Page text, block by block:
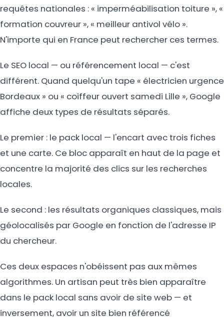
requêtes nationales : « imperméabilisation toiture », «
formation couvreur », « meilleur antivol vélo ».
N'importe qui en France peut rechercher ces termes.
Le SEO local — ou référencement local — c'est
différent. Quand quelqu'un tape « électricien urgence
Bordeaux » ou « coiffeur ouvert samedi Lille », Google
affiche deux types de résultats séparés.
Le premier : le pack local — l'encart avec trois fiches
et une carte. Ce bloc apparaît en haut de la page et
concentre la majorité des clics sur les recherches
locales.
Le second : les résultats organiques classiques, mais
géolocalisés par Google en fonction de l'adresse IP
du chercheur.
Ces deux espaces n'obéissent pas aux mêmes
algorithmes. Un artisan peut très bien apparaître
dans le pack local sans avoir de site web — et
inversement, avoir un site bien référencé